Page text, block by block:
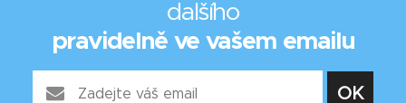
dalšího
pravidelně ve vašem emailu